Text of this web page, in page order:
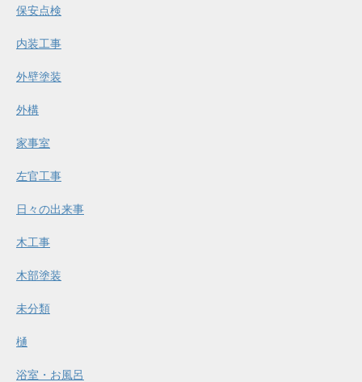
保安点検
内装工事
外壁塗装
外構
家事室
左官工事
日々の出来事
木工事
木部塗装
未分類
樋
浴室・お風呂